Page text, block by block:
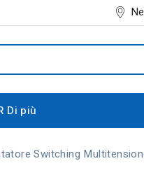
Di più
Switching